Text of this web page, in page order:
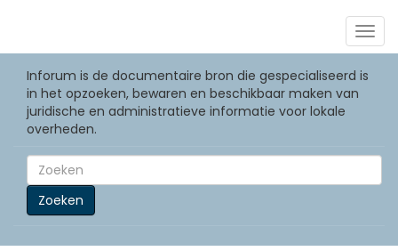
Inforum is de documentaire bron die gespecialiseerd is
in het opzoeken, bewaren en beschikbaar maken van
juridische en administratieve informatie voor lokale
overheden.
Zoeken